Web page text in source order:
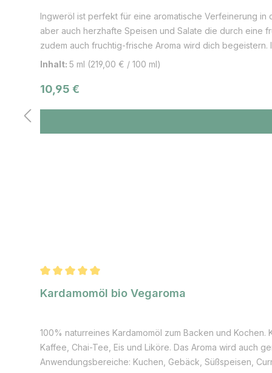
Ingweröl ist perfekt für eine aromatische Verfeinerung in
aber auch herzhafte Speisen und Salate die durch eine
zudem auch fruchtig-frische Aroma wird dich
wirken. Informationen zur Pflanze: Die bekannte
erreichen kann. Die Pflanze hat ein schilfartiges
inzwischen sogar auch in Deutschland angebaut. Als
Inhalt: 5 ml (219,00 € / 100 ml)
Regulärer Preis:
10,95 €
Kardamomöl bio Vegaroma
100% naturreines Kardamomöl zum Backen und
Kaffee, Chai-Tee, Eis und Liköre. Das Aroma wird auch
Anwendungsbereiche: Kuchen, Gebäck, Süßspeisen, Curry-Gerichte, Eis, Kaffee,